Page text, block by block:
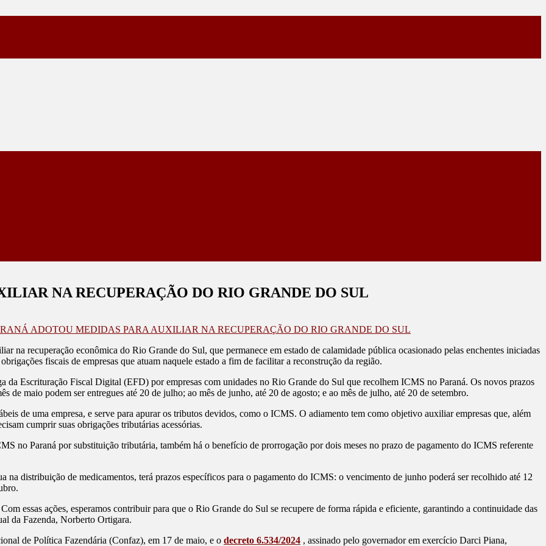
NA RECUPERAÇÃO DO RIO GRANDE DO SUL
ADOTOU MEDIDAS PARA AUXILIAR NA RECUPERAÇÃO DO RIO GRANDE DO SUL
na recuperação econômica do Rio Grande do Sul, que permanece em estado de calamidade pública ocasionado pelas enchentes iniciadas
fiscais de empresas que atuam naquele estado a fim de facilitar a reconstrução da região.
Escrituração Fiscal Digital (EFD) por empresas com unidades no Rio Grande do Sul que recolhem ICMS no Paraná. Os novos prazos
de maio podem ser entregues até 20 de julho; ao mês de junho, até 20 de agosto; e ao mês de julho, até 20 de setembro.
de uma empresa, e serve para apurar os tributos devidos, como o ICMS. O adiamento tem como objetivo auxiliar empresas que, além
cumprir suas obrigações tributárias acessórias.
no Paraná por substituição tributária, também há o benefício de prorrogação por dois meses no prazo de pagamento do ICMS referente
na distribuição de medicamentos, terá prazos específicos para o pagamento do ICMS: o vencimento de junho poderá ser recolhido até 12
essas ações, esperamos contribuir para que o Rio Grande do Sul se recupere de forma rápida e eficiente, garantindo a continuidade das
da Fazenda, Norberto Ortigara.
de Política Fazendária (Confaz), em 17 de maio, e o decreto 6.534/2024 , assinado pelo governador em exercício Darci Piana,